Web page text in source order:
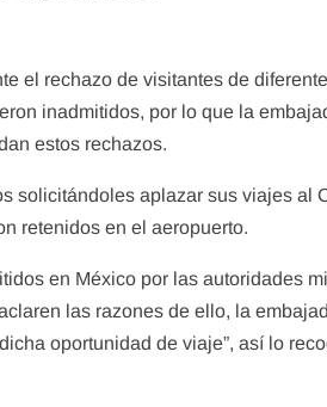
el rechazo de visitantes de
inadmitidos, por lo que la
estos rechazos.
solicitándoles aplazar sus viajes al
retenidos en el aeropuerto.
en México por las autoridades
las razones de ello, la
oportunidad de viaje”, así lo